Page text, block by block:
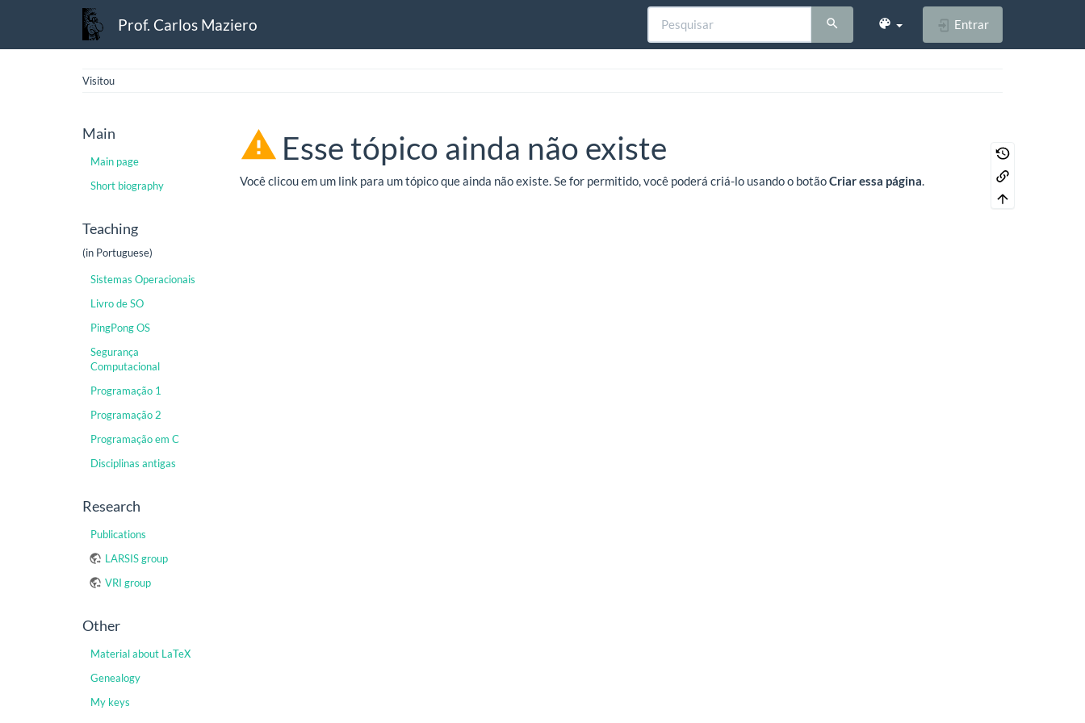
Prof. Carlos Maziero Entrar
Visitou
Main
Main page
Short biography
Teaching
(in Portuguese)
Sistemas Operacionais
Livro de SO
PingPong OS
Segurança
Computacional
Programação 1
Programação 2
Programação em C
Disciplinas antigas
Research
Publications
LARSIS group
VRI group
Other
Material about LaTeX
Genealogy
My keys
Esse tópico ainda não existe
Você clicou em um link para um tópico que ainda não existe. Se for permitido, você poderá criá-lo usando o botãoCriar essa página.